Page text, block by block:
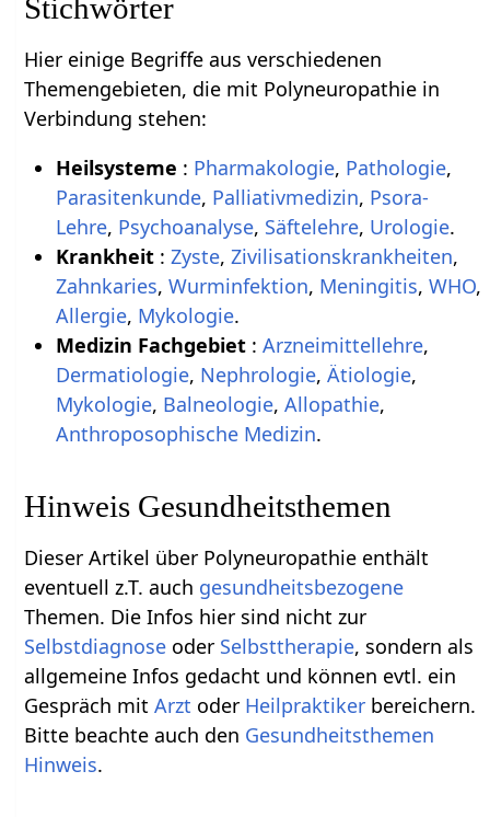
Stichwörter
Hier einige Begriffe aus verschiedenen
Themengebieten, die mit Polyneuropathie in
Verbindung stehen:
Heilsysteme : Pharmakologie, Pathologie,
Parasitenkunde, Palliativmedizin, Psora-
Lehre, Psychoanalyse, Säftelehre, Urologie.
Krankheit : Zyste, Zivilisationskrankheiten,
Zahnkaries, Wurminfektion, Meningitis, WHO,
Allergie, Mykologie.
Medizin Fachgebiet : Arzneimittellehre,
Dermatiologie, Nephrologie, Ätiologie,
Mykologie, Balneologie, Allopathie,
Anthroposophische Medizin.
Hinweis Gesundheitsthemen
Dieser Artikel über Polyneuropathie enthält
eventuell z.T. auch gesundheitsbezogene
Themen. Die Infos hier sind nicht zur
Selbstdiagnose oder Selbsttherapie, sondern als
allgemeine Infos gedacht und können evtl. ein
Gespräch mitArzt oder Heilpraktiker bereichern.
Bitte beachte auch den Gesundheitsthemen
Hinweis.